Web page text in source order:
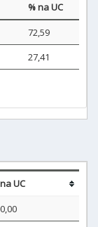
% na UC
72,59
27,41
UC